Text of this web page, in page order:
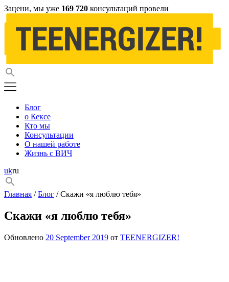
Зацени, мы уже 169 720 консультаций провели
Блог
о Кексе
Кто мы
Консультации
О нашей работе
Жизнь с ВИЧ
ukru
Главная /Блог / Скажи «я люблю тебя»
Скажи «я люблю тебя»
Обновлено 20 September 2019 от TEENERGIZER!